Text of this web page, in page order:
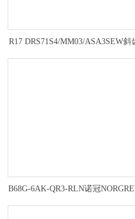
R17 DRS71S4/MM03/ASA3SEW斜
B68G-6AK-QR3-RLN诺冠